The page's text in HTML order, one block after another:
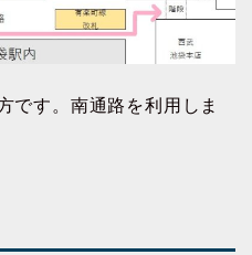
です。南通路を利用しま